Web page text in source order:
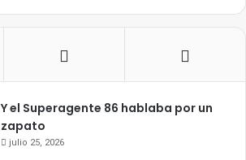
Y el Superagente 86 hablaba por un
zapato
julio 25, 2026